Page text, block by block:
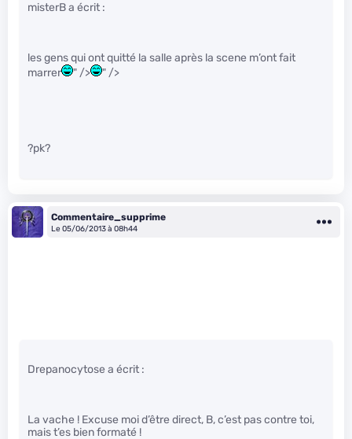
misterB a écrit :
les gens qui ont quitté la salle après la scene m’ont fait
marrer
" /> " />
?pk?
Commentaire_supprime
Le 05/06/2013 à 08h44
Drepanocytose a écrit :
La vache ! Excuse moi d’être direct, B, c’est pas contre toi,
mais t’es bien formaté !